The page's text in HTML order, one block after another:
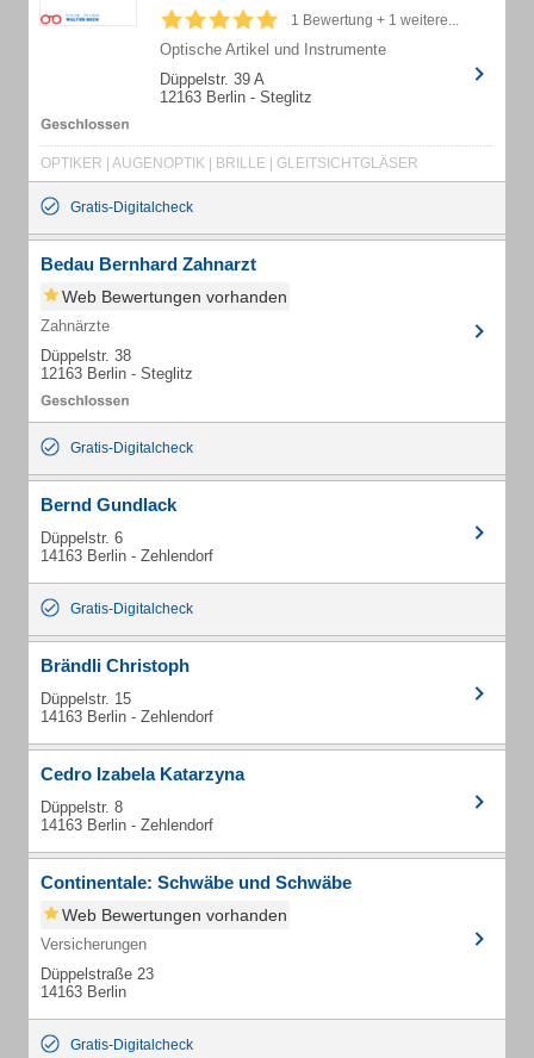
1 Bewertung + 1 weitere...
Optische Artikel und Instrumente
Düppelstr. 39 A
12163 Berlin - Steglitz
OPTIKER | AUGENOPTIK | BRILLE | GLEITSICHTGLÄSER
Gratis-Digitalcheck
Bedau Bernhard Zahnarzt
Web Bewertungen vorhanden
Zahnärzte
Düppelstr. 38
12163 Berlin - Steglitz
Gratis-Digitalcheck
Bernd Gundlack
Düppelstr. 6
14163 Berlin - Zehlendorf
Gratis-Digitalcheck
Brändli Christoph
Düppelstr. 15
14163 Berlin - Zehlendorf
Cedro Izabela Katarzyna
Düppelstr. 8
14163 Berlin - Zehlendorf
Continentale: Schwäbe und Schwäbe
Web Bewertungen vorhanden
Versicherungen
Düppelstraße 23
14163 Berlin
Gratis-Digitalcheck